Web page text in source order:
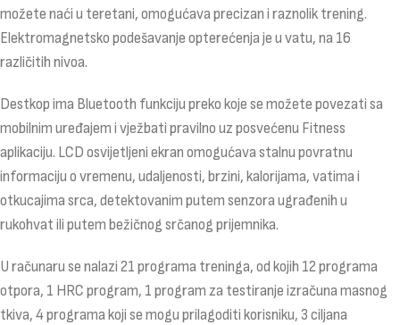
možete naći u teretani, omogućava precizan i raznolik trening.
Elektromagnetsko podešavanje opterećenja je u vatu, na 16
različitih nivoa.
Destkop ima Bluetooth funkciju preko koje se možete povezati sa
mobilnim uređajem i vježbati pravilno uz posvećenu Fitness
aplikaciju. LCD osvijetljeni ekran omogućava stalnu povratnu
informaciju o vremenu, udaljenosti, brzini, kalorijama, vatima i
otkucajima srca, detektovanim putem senzora ugrađenih u
rukohvat ili putem bežičnog srčanog prijemnika.
U računaru se nalazi 21 programa treninga, od kojih 12 programa
otpora, 1 HRC program, 1 program za testiranje izračuna masnog
tkiva, 4 programa koji se mogu prilagoditi korisniku, 3 ciljana